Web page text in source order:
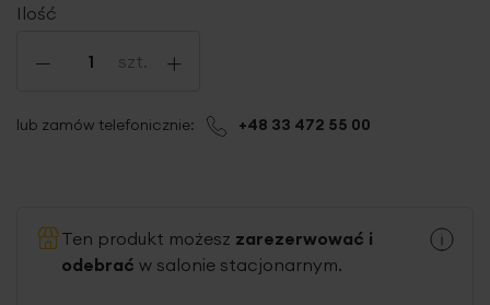
Ilość
- szt. +
lub zamów telefonicznie: +48 33 472 55 00
Ten produkt możesz zarezerwować i
odebrać w salonie stacjonarnym.